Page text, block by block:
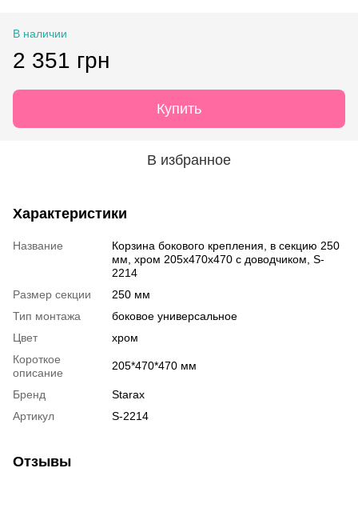
В наличии
2 351 грн
Купить
В избранное
Характеристики
Название
Корзина бокового крепления, в секцию 250
мм, хром 205х470х470 с доводчиком, S-
2214
Размер секции
250 мм
Тип монтажа
боковое универсальное
Цвет
хром
Короткое
описание
205*470*470 мм
Бренд
Starax
Артикул
S-2214
Отзывы